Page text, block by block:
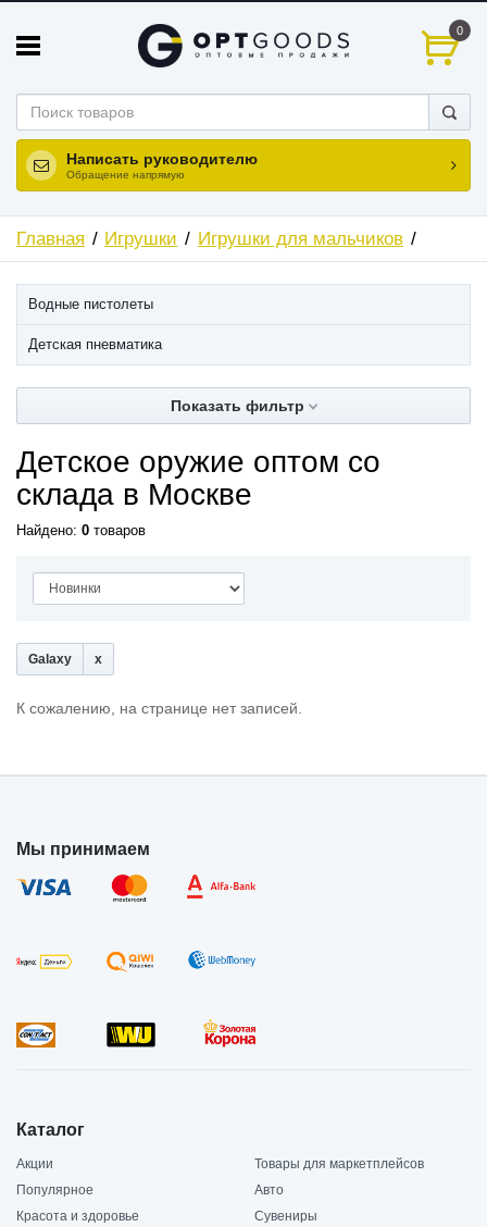
0
Написать руководителю
Обращение напрямую
Главная Игрушки Игрушки для мальчиков
Водные пистолеты
Детская пневматика
Показать фильтр
Детское оружие оптом со
склада в Москве
Найдено: 0 товаров
Galaxy
К сожалению, на странице нет записей.
Мы принимаем
Каталог
Акции
Товары для маркетплейсов
Популярное
Авто
Красота и здоровье
Сувениры